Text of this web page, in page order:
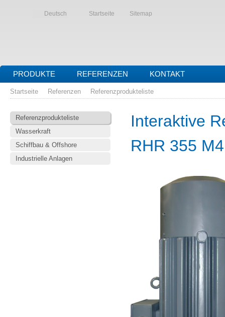
Deutsch Startseite Sitemap
PRODUKTE REFERENZEN KONTAKT
Startseite Referenzen Referenzprodukteliste
Referenzprodukteliste
Wasserkraft
Schiffbau & Offshore
Industrielle Anlagen
Interaktive
RHR 355 M4